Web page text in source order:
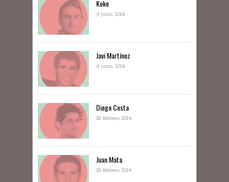
Koke
4 junio, 2014
Javi Martínez
4 junio, 2014
Diego Costa
28 febrero, 2014
Juan Mata
28 febrero, 2014